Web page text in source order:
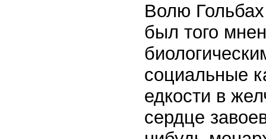
Волю
был того
социальные
едкости в
сердце